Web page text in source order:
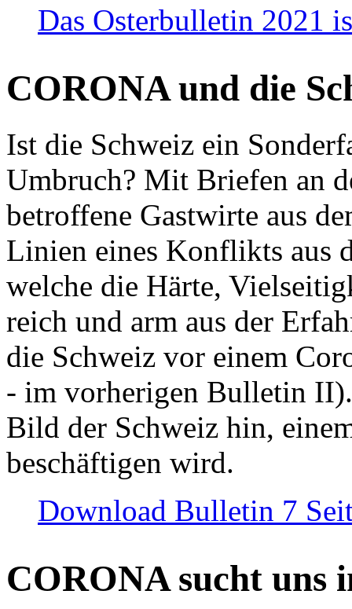
Das Osterbulletin 2021
CORONA und die
Ist die Schweiz ein
Umbruch? Mit Briefen an
betroffene Gastwirte aus
Linien eines Konflikts aus
welche die Härte,
reich und arm aus der
die Schweiz vor einem
- im vorherigen Bulletin
Bild der Schweiz hin,
beschäftigen wird.
Download Bulletin 7
CORONA sucht uns